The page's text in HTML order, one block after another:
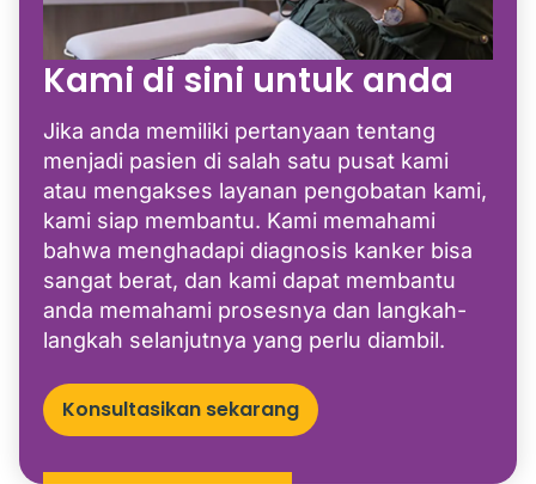
Kami di sini untuk anda
Jika anda memiliki pertanyaan tentang
menjadi pasien di salah satu pusat kami
atau mengakses layanan pengobatan kami,
kami siap membantu. Kami memahami
bahwa menghadapi diagnosis kanker bisa
sangat berat, dan kami dapat membantu
anda memahami prosesnya dan langkah-
langkah selanjutnya yang perlu diambil.
Konsultasikan sekarang